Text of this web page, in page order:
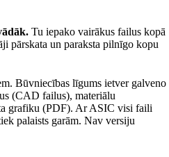
Tu iepako vairākus failus kopā
pārskata un paraksta pilnīgo kopu
Būvniecības līgums ietver galveno
(CAD failus), materiālu
grafiku (PDF). Ar ASIC visi faili
palaists garām. Nav versiju